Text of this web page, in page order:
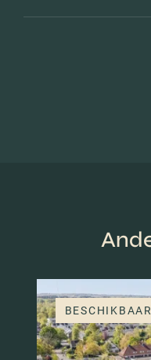
BESCHIKBAAR